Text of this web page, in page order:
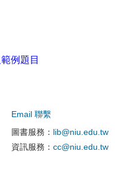
例題目
Email 聯繫
圖書服務： lib@niu.edu.tw
資訊服務： cc@niu.edu.tw